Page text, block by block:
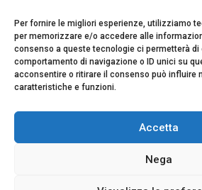
Per fornire le migliori esperienze, utilizziamo
per memorizzare e/o accedere alle
consenso a queste tecnologie ci permetterà di
comportamento di navigazione o ID unici su
acconsentire o ritirare il consenso può influire
caratteristiche e funzioni.
Accetta
Nega